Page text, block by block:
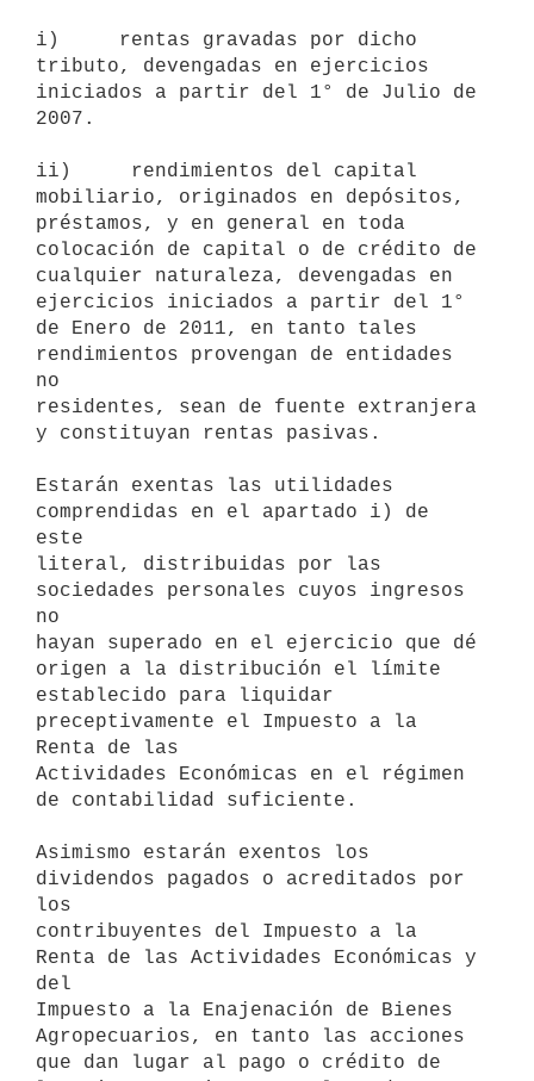
i)     rentas gravadas por dicho
tributo, devengadas en ejercicios
iniciados a partir del 1° de Julio de
2007.
ii)     rendimientos del capital
mobiliario, originados en depósitos,
préstamos, y en general en toda
colocación de capital o de crédito de
cualquier naturaleza, devengadas en
ejercicios iniciados a partir del 1°
de Enero de 2011, en tanto tales
rendimientos provengan de entidades
no
residentes, sean de fuente extranjera
y constituyan rentas pasivas.
Estarán exentas las utilidades
comprendidas en el apartado i) de
este
literal, distribuidas por las
sociedades personales cuyos ingresos
no
hayan superado en el ejercicio que dé
origen a la distribución el límite
establecido para liquidar
preceptivamente el Impuesto a la
Renta de las
Actividades Económicas en el régimen
de contabilidad suficiente.
Asimismo estarán exentos los
dividendos pagados o acreditados por
los
contribuyentes del Impuesto a la
Renta de las Actividades Económicas y
del
Impuesto a la Enajenación de Bienes
Agropecuarios, en tanto las acciones
que dan lugar al pago o crédito de